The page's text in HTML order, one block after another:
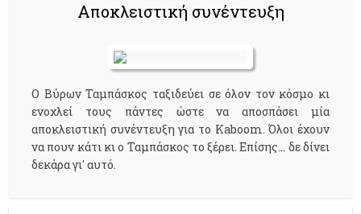
Αποκλειστική συνέντευξη
Ο Βύρων Ταμπάσκος ταξιδεύει σε όλον τον κόσμο κι
ενοχλεί τους πάντες ώστε να αποσπάσει μία
αποκλειστική συνέντευξη για το Kaboom. Όλοι έχουν
να πουν κάτι κι ο Ταμπάσκος το ξέρει. Επίσης... δε δίνει
δεκάρα γι' αυτό.